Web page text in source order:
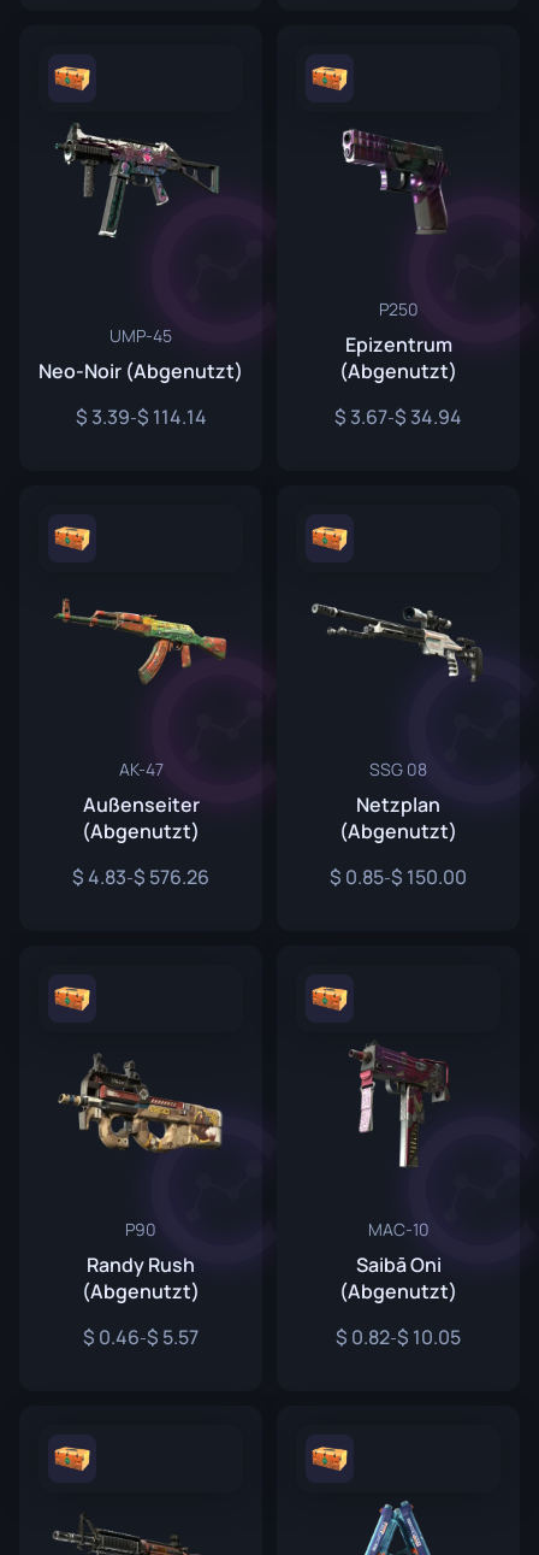
UMP-45
Neo-Noir (Abgenutzt)
3.39- 114.14
P250
Epizentrum
(Abgenutzt)
3.67- 34.94
AK-47
Außenseiter
(Abgenutzt)
4.83- 576.26
SSG 08
Netzplan
(Abgenutzt)
0.85- 150.00
P90
Randy Rush
(Abgenutzt)
0.46- 5.57
MAC-10
Saibā Oni
(Abgenutzt)
0.82- 10.05